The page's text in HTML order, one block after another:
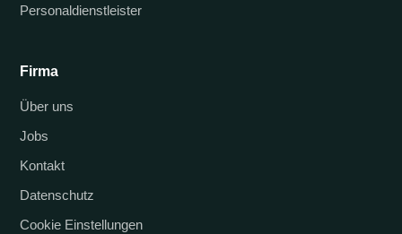
Personaldienstleister
Firma
Über uns
Jobs
Kontakt
Datenschutz
Cookie Einstellungen